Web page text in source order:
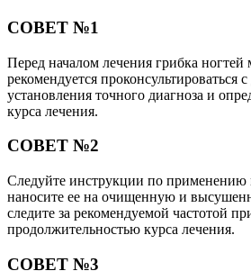
СОВЕТ №1
Перед началом лечения грибка ногтей
рекомендуется проконсультироваться
установления точного диагноза и
курса лечения.
СОВЕТ №2
Следуйте инструкции по применению
наносите ее на очищенную и
следите за рекомендуемой частотой
продолжительностью курса лечения.
СОВЕТ №3